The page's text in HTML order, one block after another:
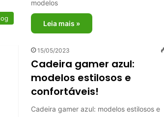
modelos
Leia mais »
15/05/2023
Cadeira gamer azul:
modelos estilosos e
confortáveis!
Cadeira gamer azul: modelos estilosos e